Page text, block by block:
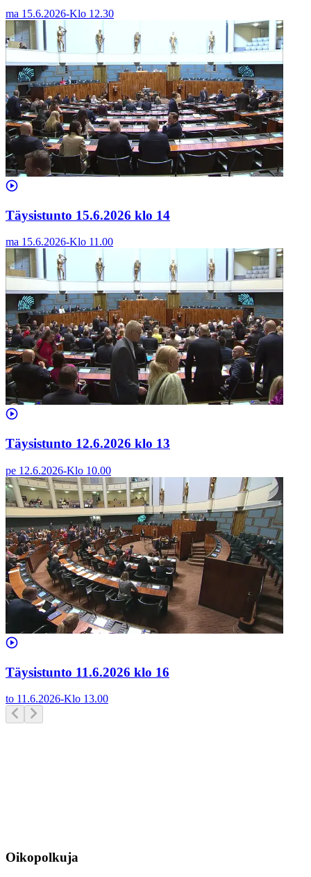
ma 15.6.2026-Klo 12.30
Täysistunto 15.6.2026 klo 14
ma 15.6.2026-Klo 11.00
Täysistunto 12.6.2026 klo 13
pe 12.6.2026-Klo 10.00
Täysistunto 11.6.2026 klo 16
to 11.6.2026-Klo 13.00
Oikopolkuja